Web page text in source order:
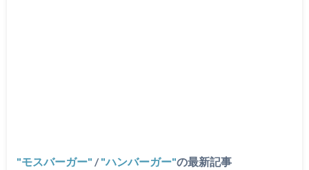
モスバーガー / ハンバーガー の最新記事